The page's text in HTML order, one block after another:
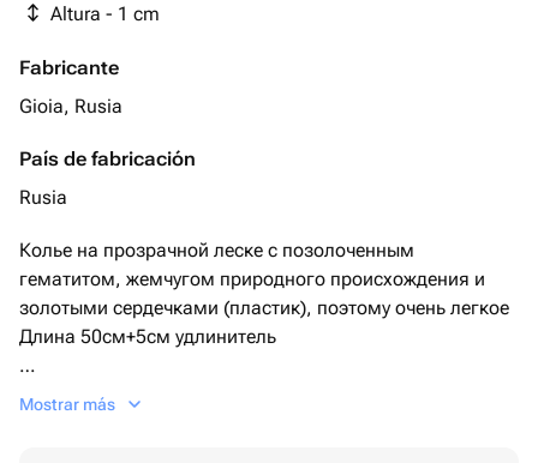
Altura - 1 cm
Fabricante
Gioia, Rusia
País de fabricación
Rusia
Колье на прозрачной леске с позолоченным
гематитом, жемчугом природного происхождения и
золотыми сердечками (пластик), поэтому очень легкое
Длина 50см+5см удлинитель
Серьги из золотых сердечек, гематита в кубиках и
Mostrar más